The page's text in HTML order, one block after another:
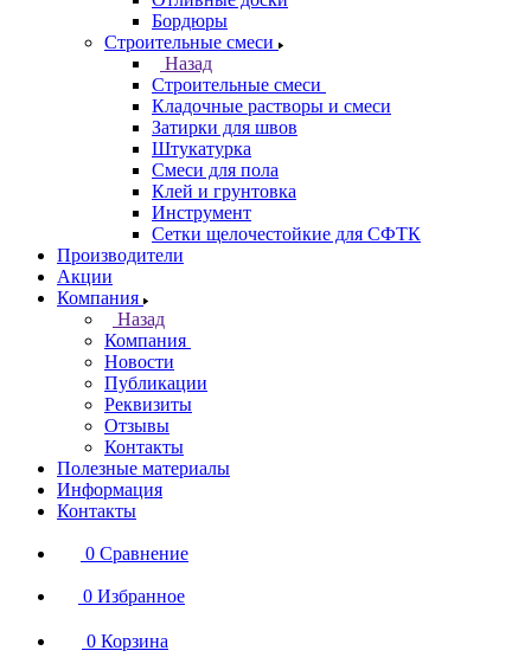
Бордюры
Строительные смеси
Назад
Строительные смеси
Кладочные растворы и смеси
Затирки для швов
Штукатурка
Смеси для пола
Клей и грунтовка
Инструмент
Сетки щелочестойкие для СФТК
Производители
Акции
Компания
Назад
Компания
Новости
Публикации
Реквизиты
Отзывы
Контакты
Полезные материалы
Информация
Контакты
0 Сравнение
0 Избранное
0 Корзина